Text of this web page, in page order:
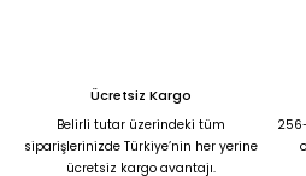
Ücretsiz Kargo
Belirli tutar üzerindeki tüm
siparişlerinizde Türkiye’nin her yerine
ücretsiz kargo avantajı.